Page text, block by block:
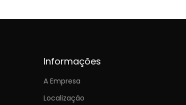
Informações
A Empresa
Localização